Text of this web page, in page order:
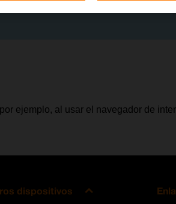
ejemplo, al usar el navegador de
dispositivos